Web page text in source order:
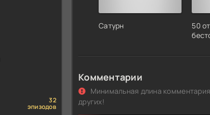
32
эпизодов
Сатурн
50
Комментарии
Минимальная длина
других!